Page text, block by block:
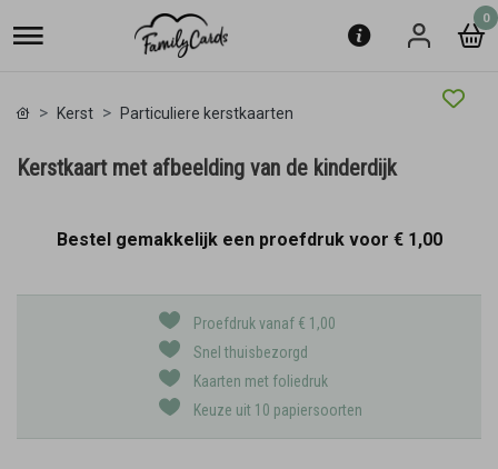
0
Kerst Particuliere kerstkaarten
Kerstkaart met afbeelding van de kinderdijk
Bestel gemakkelijk een proefdruk voor € 1,00
Proefdruk vanaf € 1,00
Snel thuisbezorgd
Kaarten met foliedruk
Keuze uit 10 papiersoorten